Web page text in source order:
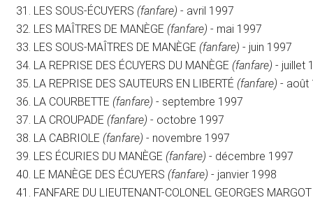
LES SOUS-ÉCUYERS (fanfare) - avril 1997
LES MAÎTRES DE MANÈGE (fanfare) - mai 1997
LES SOUS-MAÎTRES DE MANÈGE (fanfare) - juin 1997
LA REPRISE DES ÉCUYERS DU MANÈGE (fanfare) - juillet
LA REPRISE DES SAUTEURS EN LIBERTÉ (fanfare) - août
LA COURBETTE (fanfare) - septembre 1997
LA CROUPADE (fanfare) - octobre 1997
LA CABRIOLE (fanfare) - novembre 1997
LES ÉCURIES DU MANÈGE (fanfare) - décembre 1997
LE MANÈGE DES ÉCUYERS (fanfare) - janvier 1998
FANFARE DU LIEUTENANT-COLONEL GEORGES